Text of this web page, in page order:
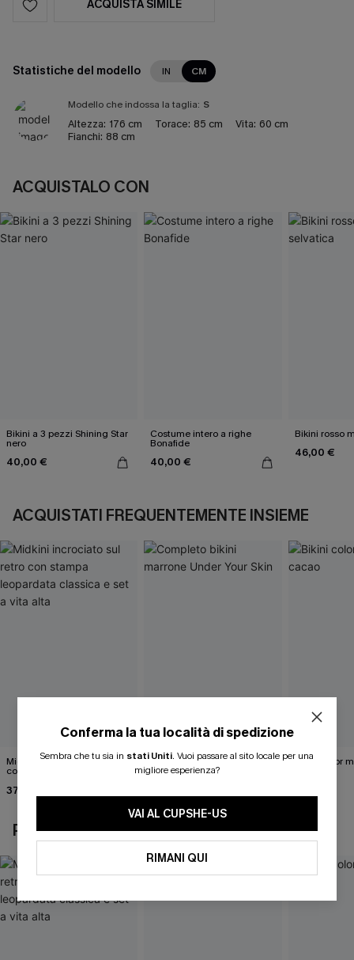
ACQUISTA SIMILE
Statistiche del modello IN CM
Modello che indossa la taglia: S
Altezza: 176 cm Torace: 85 cm Vita: 60 cm
Fianchi: 88 cm
ACQUISTALO CON
Bikini a 3 pezzi Shining Star
nero
40,00 €
Costume intero a righe
Bonafide
40,00 €
Bikini rosso
46,00 €
ACQUISTATI FREQUENTEMENTE INSIEME
Midkini incrociato sul retro
con stampa leopardata
37,00 €
Completo bikini marrone
Under Your Skin
Bikini color
POTREBBE INTERESSARTI ANCHE
Conferma la tua località di spedizione
Sembra che tu sia in stati Uniti. Vuoi passare al sito locale per una
migliore esperienza?
VAI AL CUPSHE-US
RIMANI QUI